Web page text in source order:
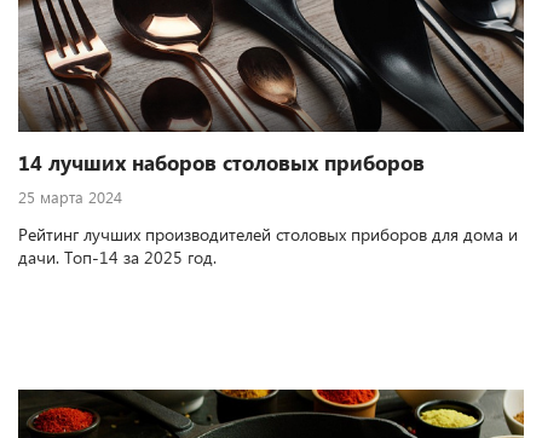
14 лучших наборов столовых приборов
25 марта 2024
Рейтинг лучших производителей столовых приборов для дома и
дачи. Топ-14 за 2025 год.